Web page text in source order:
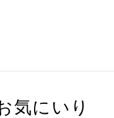
気にいり